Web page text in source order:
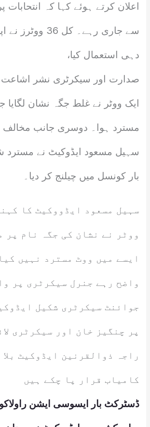
اعلان کرتے ہوئے کہا کہ انتحابات
سے جاری رہے۔ کل 36
دہی استعمال کیا،
صدارت اور سیکرٹری نشر اشاعت
ایک ووٹر نے غلط جگہ نشان
مسترد ہوا۔ دوسری جانب مخالف
سہیل مسعود ایڈوکیٹ نے
بار کونسل میں چیلنج کر دیا۔
سہیل مسعود ایڈووکیٹ کا
ووٹر نے نشان کی جگہ نام پر
ایسے میں ووٹ مسترد نہیں
واضح رہے جنرل سیکرٹری پر
جوائنٹ سیکرٹری شکیل
پر چنگیز خان اور سیکرٹری
راجہ ذوالقرنین ایڈوکیٹ بلا
کامیاب قرار پا چکے ہیں
ڈسٹرکٹ بار ایسوسی ایشن